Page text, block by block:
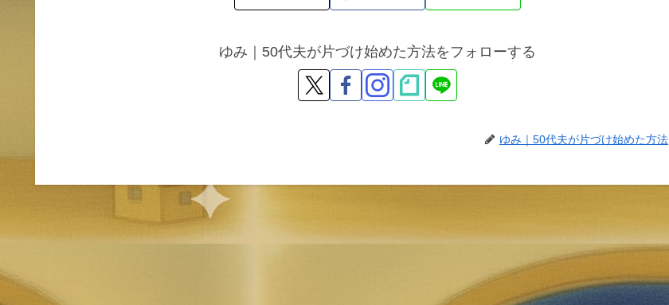
ゆみ｜50代夫が片づけ始めた方法をフォローする
ゆみ｜50代夫が片づけ始めた方法